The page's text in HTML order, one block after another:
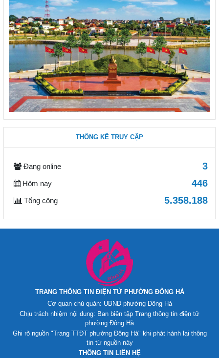
THỐNG KÊ TRUY CẬP
Đang online 3
Hôm nay 446
Tổng cộng 5.358.188
TRANG THÔNG TIN ĐIỆN TỬ PHƯỜNG ĐÔNG HÀ
Cơ quan chủ quản: UBND phường Đông Hà
Chịu trách nhiệm nội dung: Ban biên tập Trang thông tin điện tử
phường Đông Hà
Ghi rõ nguồn "Trang TTĐT phường Đông Hà" khi phát hành lại thông
tin từ nguồn này
THÔNG TIN LIÊN HỆ